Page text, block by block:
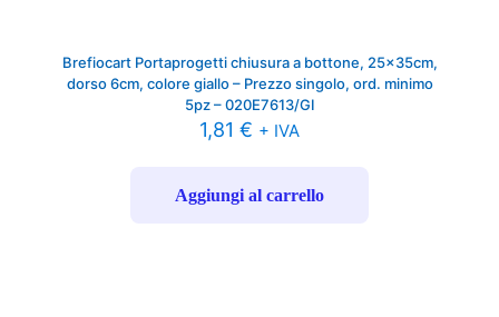
Brefiocart Portaprogetti chiusura a bottone, 25x35cm,
dorso 6cm, colore giallo – Prezzo singolo, ord. minimo
5pz – 020E7613/GI
1,81 € + IVA
Aggiungi al carrello